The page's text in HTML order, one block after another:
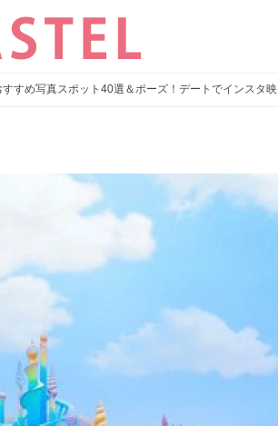
すめ写真スポット40選＆ポーズ！デートでインスタ映